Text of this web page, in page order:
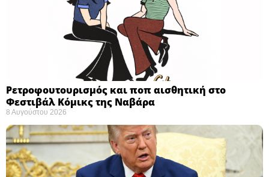
Ρετροφουτουρισμός και ποπ αισθητική στο
Φεστιβάλ Κόμικς της Ναβάρα ​
8 Αυγούστου 2026